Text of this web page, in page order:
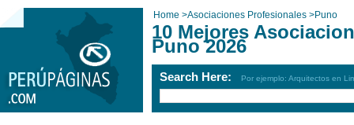
Home >Asociaciones Profesionales >Puno
10 Mejores
Puno 2026
Search Here: Por ejemplo: Arquitectos en